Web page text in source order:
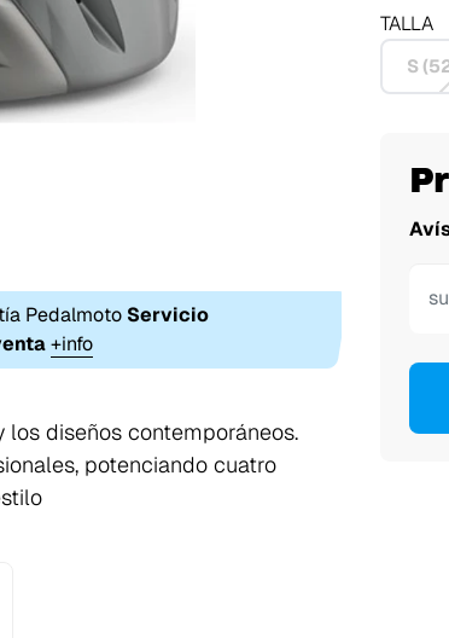
TALLA
S
Pedalmoto Servicio
+info
diseños contemporáneos.
potenciando cuatro